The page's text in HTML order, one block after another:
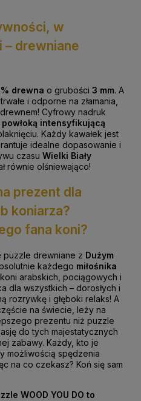
w
drewniane
drewna o grubości 3 mm. A
i odporne na złamania,
Cyfrowy nadruk
powłoką intensyfikującą
Każdy kawałek jest
idealne dopasowanie i
czasu Wielki Biały
równie olśniewająco!
prezent dla
koniarza?
fana koni?
puzzle drewniane z Dużym
każdego miłośnika
arabskich, pociągowych i
dla wszystkich – dorosłych i
rozrywkę i głęboki relaks! A
na świecie, leży na
prezentu niż puzzle
do tych majestatycznych
zabawy. Każdy, kto je
możliwością spędzenia
na co czekasz? Koń się sam
WOOD YOU DO to